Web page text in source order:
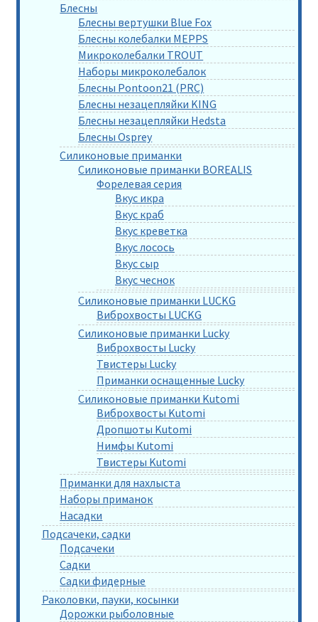
Блесны
Блесны вертушки Blue Fox
Блесны колебалки MEPPS
Микроколебалки TROUT
Наборы микроколебалок
Блесны Pontoon21 (PRC)
Блесны незацепляйки KING
Блесны незацепляйки Hedsta
Блесны Osprey
Силиконовые приманки
Силиконовые приманки BOREALIS
Форелевая серия
Вкус икра
Вкус краб
Вкус креветка
Вкус лосось
Вкус сыр
Вкус чеснок
Силиконовые приманки LUCKG
Виброхвосты LUCKG
Силиконовые приманки Lucky
Виброхвосты Lucky
Твистеры Lucky
Приманки оснащенные Lucky
Силиконовые приманки Kutomi
Виброхвосты Kutomi
Дропшоты Kutomi
Нимфы Kutomi
Твистеры Kutomi
Приманки для нахлыста
Наборы приманок
Насадки
Подсачеки, садки
Подсачеки
Садки
Садки фидерные
Раколовки, пауки, косынки
Дорожки рыболовные